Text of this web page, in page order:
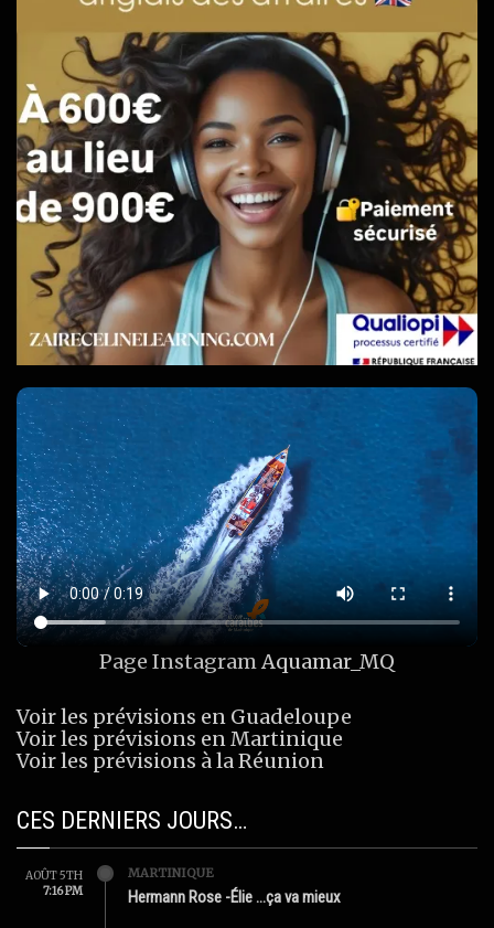
Page InstagramAquamar_MQ
Voir les prévisions en Guadeloupe
Voir les prévisions en Martinique
Voir les prévisions à la Réunion
CES DERNIERS JOURS…
AOÛT 5TH
7:16 PM
MARTINIQUE
Hermann Rose -Élie …ça va mieux